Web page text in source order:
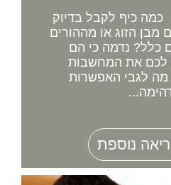
כמה כיף לקבל בדיוק
הזוג או מההורים
כלל? נדמה כי הם
לכם את המחשבות
מה לגבי האפשרות
נוספת